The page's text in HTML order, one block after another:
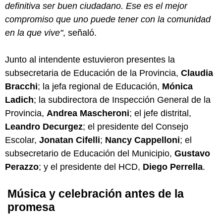
definitiva ser buen ciudadano. Ese es el mejor
compromiso que uno puede tener con la comunidad
en la que vive", señaló.
Junto al intendente estuvieron presentes la
subsecretaria de Educación de la Provincia, Claudia
Bracchi; la jefa regional de Educación, Mónica
Ladich; la subdirectora de Inspección General de la
Provincia, Andrea Mascheroni; el jefe distrital,
Leandro Decurgez; el presidente del Consejo
Escolar, Jonatan Cifelli; Nancy Cappelloni; el
subsecretario de Educación del Municipio, Gustavo
Perazzo; y el presidente del HCD, Diego Perrella.
Música y celebración antes de la
promesa